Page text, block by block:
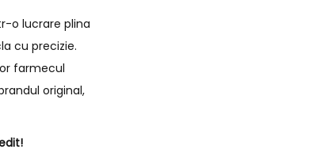
o lucrare plina
cu precizie.
farmecul
original,